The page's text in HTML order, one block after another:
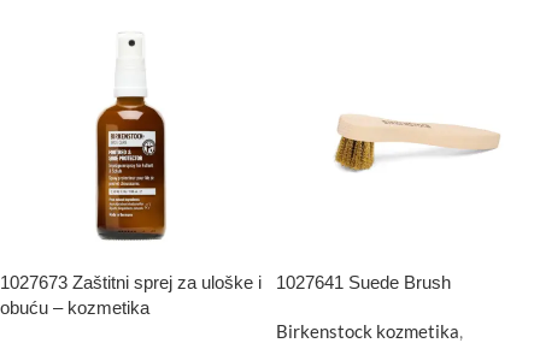
1027673 Zaštitni sprej za uloške i
obuću – kozmetika
1027641 Suede Brush
Birkenstock kozmetika